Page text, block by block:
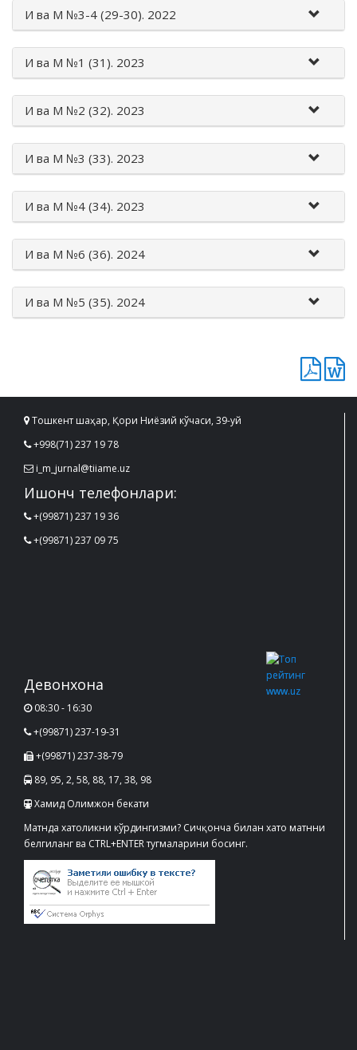
И вa M №3-4 (29-30). 2022
И вa M №1 (31). 2023
И вa M №2 (32). 2023
И вa M №3 (33). 2023
И вa M №4 (34). 2023
И вa M №6 (36). 2024
И вa M №5 (35). 2024
Тошкент шаҳар, Қори Ниёзий кўчаси, 39-уй
+998(71) 237 19 78
i_m_jurnal@tiiame.uz
Ишонч телефонлари:
+(99871) 237 19 36
+(99871) 237 09 75
Девонхона
08:30 - 16:30
+(99871) 237-19-31
+(99871) 237-38-79
89, 95, 2, 58, 88, 17, 38, 98
Хамид Олимжон бекати
Матнда хатоликни кўрдингизми? Сичқонча билан хато матнни
белгиланг ва CTRL+ENTER тугмаларини босинг.